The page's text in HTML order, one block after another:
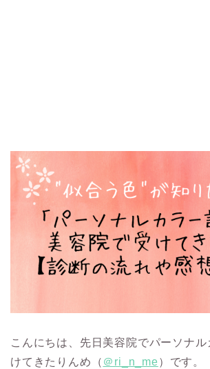
こんにちは、先日美容院でパーソナル
けてきたりんめ（ ＠ri_n_me）です。